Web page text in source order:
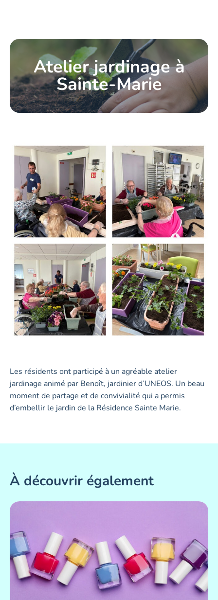
Atelier jardinage à
Sainte-Marie
Les résidents ont participé à un agréable atelier
jardinage animé par Benoît, jardinier d’UNEOS. Un beau
moment de partage et de convivialité qui a permis
d’embellir le jardin de la Résidence Sainte Marie.
À découvrir également